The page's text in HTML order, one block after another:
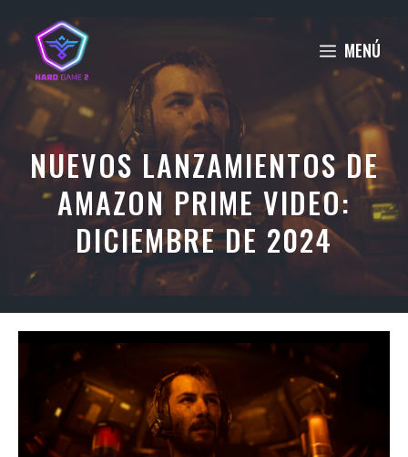
al
contenido
MENÚ
NUEVOS LANZAMIENTOS DE
AMAZON PRIME VIDEO:
DICIEMBRE DE 2024